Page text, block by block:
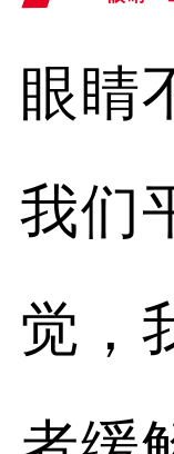
眼睛
我们
觉，